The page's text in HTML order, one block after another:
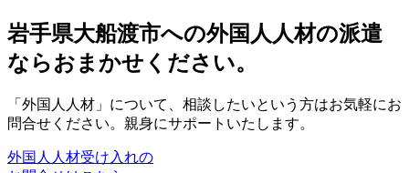
岩手県大船渡市への外国人人材の派遣
ならおまかせください。
「外国人人材」について、相談したいという方はお気軽にお
問合せください。親身にサポートいたします。
外国人人材受け入れの